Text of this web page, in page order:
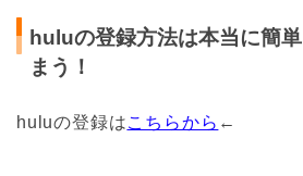
huluの登録方法は本当に簡
まう！
huluの登録はこちらから ←